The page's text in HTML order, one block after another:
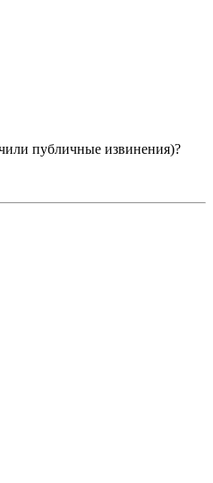
публичные извинения)?